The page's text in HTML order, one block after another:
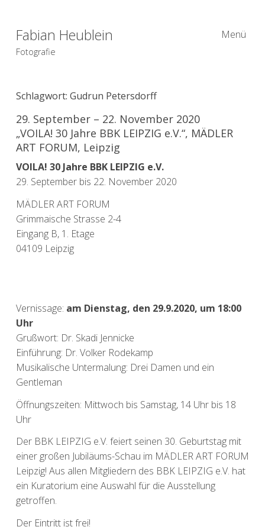
Fabian Heublein
Fotografie
Menü
Schlagwort: Gudrun Petersdorff
29. September – 22. November 2020
„VOILA! 30 Jahre BBK LEIPZIG e.V.“, MÄDLER
ART FORUM, Leipzig
VOILA! 30 Jahre BBK LEIPZIG e.V.
29. September bis 22. November 2020
MÄDLER ART FORUM
Grimmaische Strasse 2-4
Eingang B, 1. Etage
04109 Leipzig
Vernissage: am Dienstag, den 29.9.2020, um 18:00
Uhr
Grußwort: Dr. Skadi Jennicke
Einführung: Dr. Volker Rodekamp
Musikalische Untermalung: Drei Damen und ein
Gentleman
Öffnungszeiten: Mittwoch bis Samstag, 14 Uhr bis 18
Uhr
Der BBK LEIPZIG e.V. feiert seinen 30. Geburtstag mit
einer großen Jubiläums-Schau im MÄDLER ART FORUM
Leipzig! Aus allen Mitgliedern des BBK LEIPZIG e.V. hat
ein Kuratorium eine Auswahl für die Ausstellung
getroffen.
Der Eintritt ist frei!